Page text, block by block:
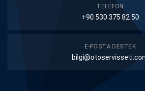
TELEFON
+90 530 375 82 50
E-POSTA DESTEK